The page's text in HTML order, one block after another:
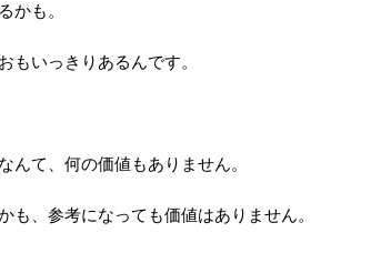
かも。
もいっきりあるんです。
んて、何の価値もありません。
も、参考になっても価値はありません。